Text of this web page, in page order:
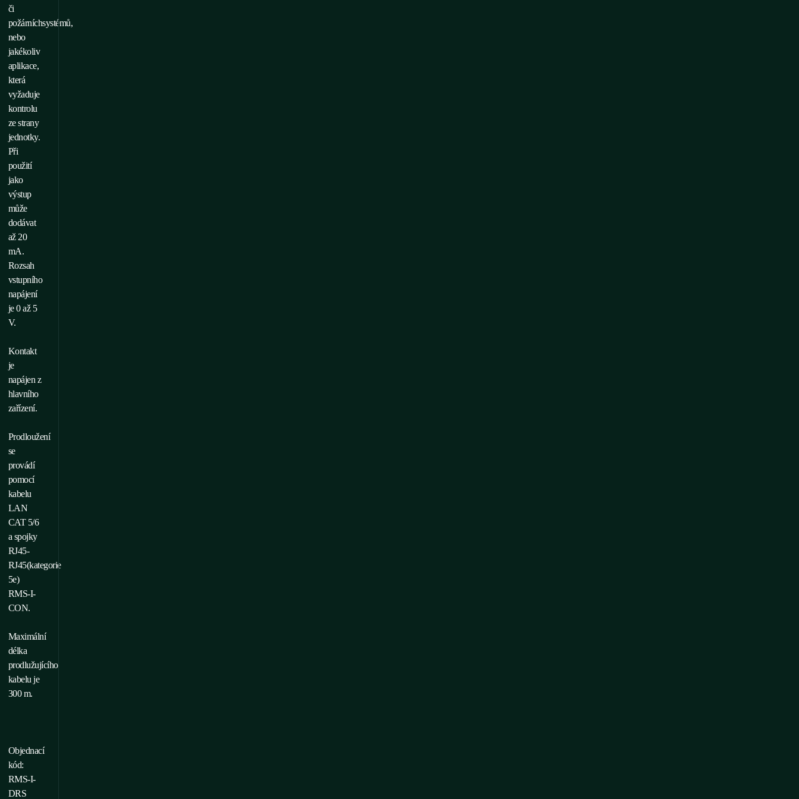
či
požárníchsystémů,
nebo
jakékoliv
aplikace,
která
vyžaduje
kontrolu
ze strany
jednotky.
Při
použití
jako
výstup
může
dodávat
až 20
mA.
Rozsah
vstupního
napájení
je 0 až 5
V.
Kontakt
je
napájen z
hlavního
zařízení.
Prodloužení
se
provádí
pomocí
kabelu
LAN
CAT 5/6
a spojky
RJ45-
RJ45(kategorie
5e)
RMS-I-
CON.
Maximální
délka
prodlužujícího
kabelu je
300 m.
Objednací
kód:
RMS-I-
DRS